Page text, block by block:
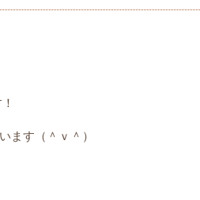
ます（＾ｖ＾）